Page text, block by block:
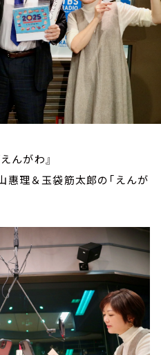
んがわ』
理＆玉袋筋太郎の「えんが